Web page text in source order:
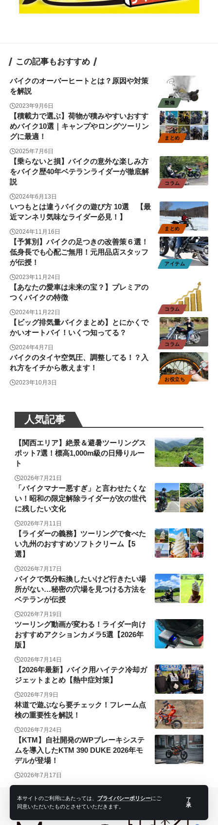
本サイトのご利用にあたっては、 プライバシーポリシーにご
同意いただいたものとさせていただきます。
了
承
この記事もおすすめ
整備
バイクのオーバーヒートとは？原因や対策
を解説
2023年9月6日
まとめ
【積載力で選ぶ】荷物が積みやすいおすす
めバイク10選｜キャンプやロングツーリン
グに最適！
2025年7月6日
コラム
【乗らないと損】バイクの意外な楽しみ方
をバイク歴40年ベテランライダーが徹底解
説
2024年6月13日
まとめ
いつもとは違うバイクの遊び方 10選 【最
近マンネリ気味なライダー必見！】
2024年11月16日
アイテム
【予算別】バイクの足つきの改善策６選！
低身長でも心配ご無用！元用品店スタッフ
が伝授！
2023年11月24日
コラム
【あなたの愛車は未来の宝？】プレミアの
つくバイクの特徴
2024年11月22日
コラム
【ビッグ排気量バイクまとめ】とにかくで
かいオートバイ！いくつ知ってる？
2024年4月7日
お役立ち
バイクのタイヤ空気圧、調整してる！？入
れ方をイチから教えます！
2023年10月3日
人気記事
【関西エリア】絶景＆避暑ツーリングス
ポット7選！標高1,000m級の日帰りルー
ト
2026年7月21日
「バイクマナー悪すぎ」と言わせたくな
い！昭和の限定解除ライダーが次の世代
に残したい文化
2026年7月11日
【ライダーの義務】ツーリングで食べた
い九州のおすすめソフトクリーム【5
選】
2026年7月17日
バイクで気分転換したいけど行きたい場
所がない…秘密の穴場を見つける方法を
ベテランが伝授
2026年7月19日
ツーリング動画が変わる！ライダー向け
おすすめアクションカメラ5選【2026年
版】
2026年7月14日
【2026年最新】バイク用ハイテク冷却ガ
ジェットまとめ【熱中症対策】
2026年7月9日
林道で遊ぶなら要チェック！フレーム点
検の重要性を解説！
2026年7月24日
【KTM】自社開発のWPブレーキシステ
ムを導入したKTM 390 DUKE 2026年モ
デルが登場！
2026年7月17日